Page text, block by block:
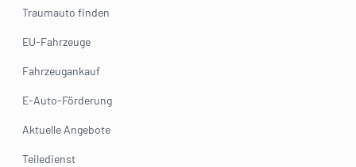
Traumauto finden
EU-Fahrzeuge
Fahrzeugankauf
E-Auto-Förderung
Aktuelle Angebote
Teiledienst